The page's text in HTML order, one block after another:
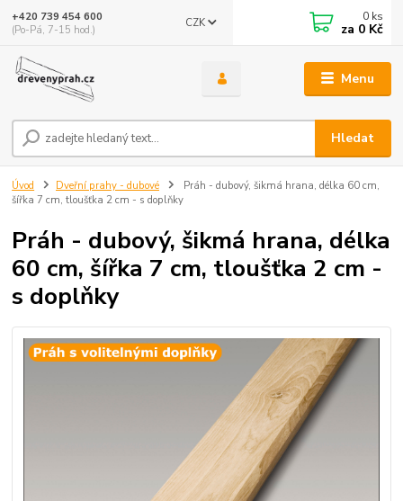
Menu
CZK
Hledat
+420 739 454 600
(Po-Pá, 7-15 hod.)
0 ks
za 0 Kč
Úvod Dveřní prahy - dubové
Práh - dubový, šikmá hrana, délka 60 cm,
šířka 7 cm, tloušťka 2 cm - s doplňky
Práh - dubový, šikmá hrana, délka
60 cm, šířka 7 cm, tloušťka 2 cm -
s doplňky